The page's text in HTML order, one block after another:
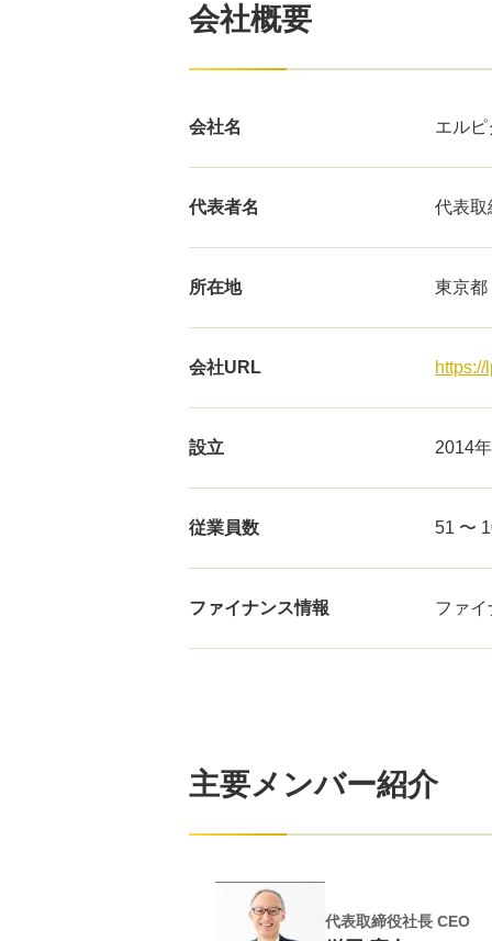
会社概要
会社名 エル
代表者名 代表
所在地 東京都
会社URL
設立 2014年
従業員数 51 〜
ファイナンス情報 ファ
主要メンバー紹介
代表取締役社長 CEO